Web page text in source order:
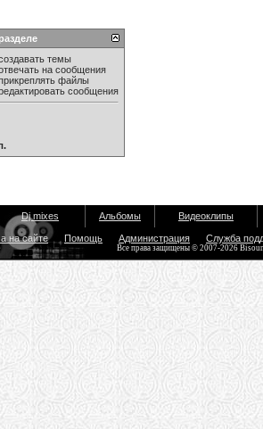
темы
на сообщения
файлы
сообщения
Dj mixes Альбомы Видеоклипы
на сайте Помощь Администрация Служба
Все права защищены © 2007-2026